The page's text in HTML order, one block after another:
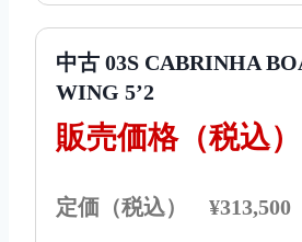
中古 03S CABRINHA
WING 5’2
販売価格（税込）
定価（税込） ¥313,500